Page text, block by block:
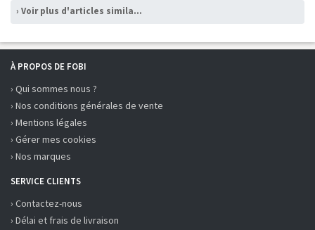
› Voir plus d'articles similaires
À PROPOS DE FOBI
› Qui sommes nous ?
› Nos conditions générales de vente
› Mentions légales
› Gérer mes cookies
› Nos marques
SERVICE CLIENTS
› Contactez-nous
› Délai et frais de livraison